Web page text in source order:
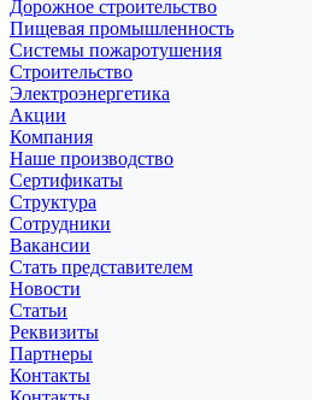
Дорожное строительство
Пищевая промышленность
Системы пожаротушения
Строительство
Электроэнергетика
Акции
Компания
Наше производство
Сертификаты
Структура
Сотрудники
Вакансии
Стать представителем
Новости
Статьи
Реквизиты
Партнеры
Контакты